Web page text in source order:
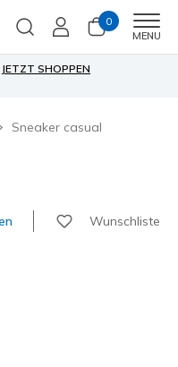
0
MENU
JETZT SHOPPEN
Sneaker casual
Wunschliste